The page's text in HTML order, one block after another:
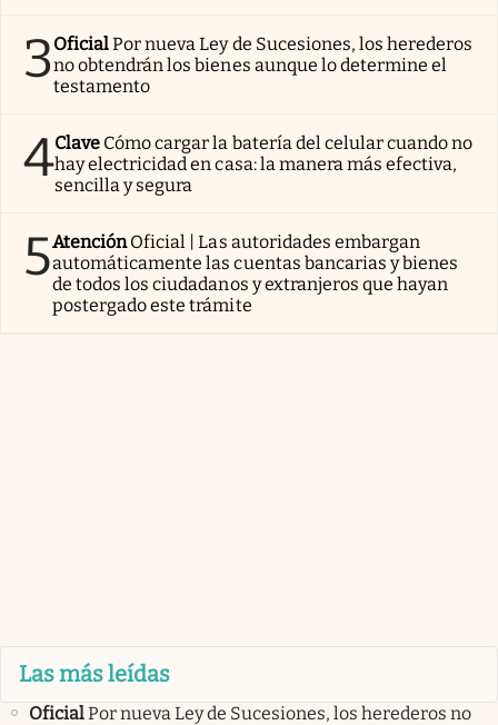
3OficialPor nueva Ley de Sucesiones, los herederos
no obtendrán los bienes aunque lo determine el
testamento
4Clave Cómo cargar la batería del celular cuando no
hay electricidad en casa: la manera más efectiva,
sencilla y segura
5AtenciónOficial | Las autoridades embargan
automáticamente las cuentas bancarias y bienes
de todos los ciudadanos y extranjeros que hayan
postergado este trámite
Las más leídas
OficialPor nueva Ley de Sucesiones, los herederos no